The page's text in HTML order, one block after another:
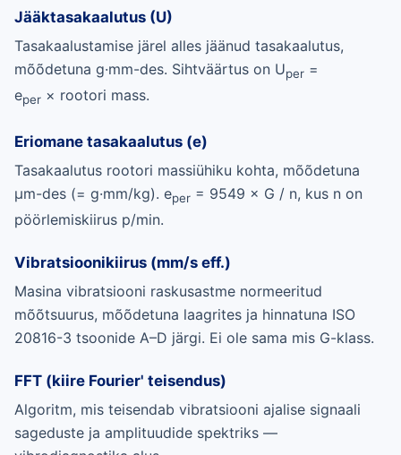
Jääktasakaalutus (U)
Tasakaalustamise järel alles jäänud tasakaalutus,
mõõdetuna g·mm-des. Sihtväärtus on Uper =
eper × rootori mass.
Eriomane tasakaalutus (e)
Tasakaalutus rootori massiühiku kohta, mõõdetuna
µm-des (= g·mm/kg). eper = 9549 × G / n, kus n on
pöörlemiskiirus p/min.
Vibratsioonikiirus (mm/s eff.)
Masina vibratsiooni raskusastme normeeritud
mõõtsuurus, mõõdetuna laagrites ja hinnatuna ISO
20816-3 tsoonide A–D järgi. Ei ole sama mis G-klass.
FFT (kiire Fourier' teisendus)
Algoritm, mis teisendab vibratsiooni ajalise signaali
sageduste ja amplituudide spektriks —